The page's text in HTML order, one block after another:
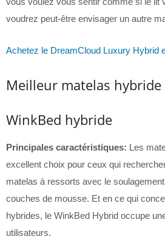
voudrez peut-être envisager un autre
Achetez le DreamCloud Luxury Hybrid
Meilleur matelas
WinkBed hybride
Principales caractéristiques: Les
excellent choix pour ceux qui
matelas à ressorts avec le
couches de mousse. Et en ce qui
hybrides, le WinkBed Hybrid occupe
utilisateurs.